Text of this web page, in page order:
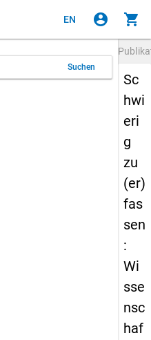
EN account_circle shopping_cart
Suchen
Sc
hwi
eri
g
zu
(er)
fas
sen
:
Wi
sse
nsc
haf